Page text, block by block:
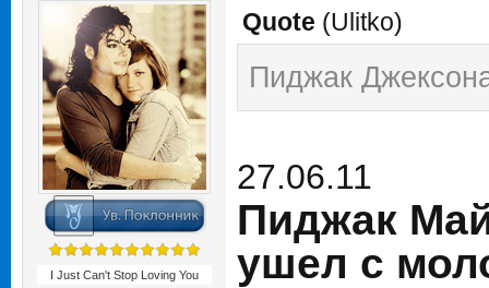
I Just Can't Stop Loving You
Quote (Ulitko)
Пиджак
27.06.11
Пиджак
ушел с